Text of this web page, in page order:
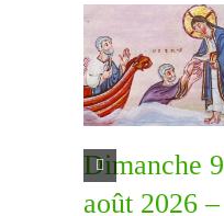
Dimanche 9
août 2026 –